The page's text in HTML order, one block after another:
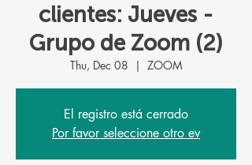
clientes: Jueves -
Grupo de Zoom (2)
Thu, Dec 08
  |
ZOOM
El registro está cerrado
Por favor seleccione otro ev